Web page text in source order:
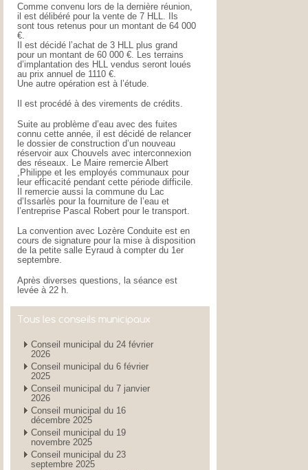
Comme convenu lors de la dernière réunion,
il est délibéré pour la vente de 7 HLL. Ils
sont tous retenus pour un montant de 64 000
€.
Il est décidé l’achat de 3 HLL plus grand
pour un montant de 60 000 €. Les terrains
d’implantation des HLL vendus seront loués
au prix annuel de 1110 €.
Une autre opération est à l’étude.
Il est procédé à des virements de crédits.
Suite au problème d’eau avec des fuites
connu cette année, il est décidé de relancer
le dossier de construction d’un nouveau
réservoir aux Chouvels avec interconnexion
des réseaux. Le Maire remercie Albert
,Philippe et les employés communaux pour
leur efficacité pendant cette période difficile.
Il remercie aussi la commune du Lac
d’Issarlès pour la fourniture de l’eau et
l’entreprise Pascal Robert pour le transport.
La convention avec Lozère Conduite est en
cours de signature pour la mise à disposition
de la petite salle Eyraud à compter du 1er
septembre.
Après diverses questions, la séance est
levée à 22 h.
Tous les conseils municipaux
Conseil municipal du 24 février
2026
Conseil municipal du 6 février
2025
Conseil municipal du 7 janvier
2026
Conseil municipal du 16
décembre 2025
Conseil municipal du 19
novembre 2025
Conseil municipal du 23
septembre 2025